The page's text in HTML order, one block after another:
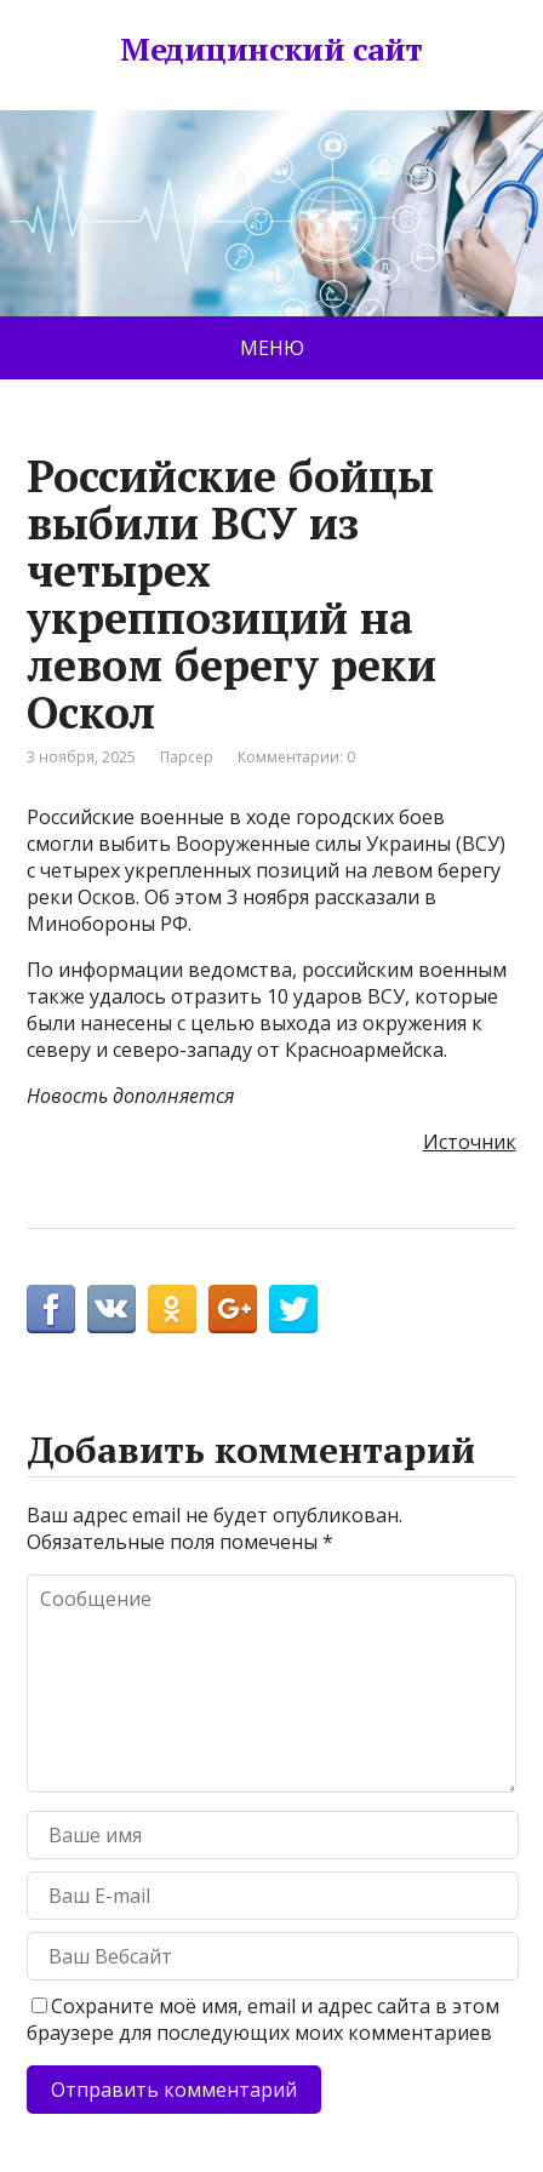
Медицинский сайт
МЕНЮ
Российские бойцы
выбили ВСУ из
четырех
укреппозиций на
левом берегу реки
Оскол
3 ноября, 2025 Парсер Комментарии: 0
Российские военные в ходе городских боев
смогли выбить Вооруженные силы Украины (ВСУ)
с четырех укрепленных позиций на левом берегу
реки Осков. Об этом 3 ноября рассказали в
Минобороны РФ.
По информации ведомства, российским военным
также удалось отразить 10 ударов ВСУ, которые
были нанесены с целью выхода из окружения к
северу и северо-западу от Красноармейска.
Новость дополняется
Источник
Добавить комментарий
Ваш адрес email не будет опубликован.
Обязательные поля помечены*
Сохраните моё имя, email и адрес сайта в этом
браузере для последующих моих комментариев